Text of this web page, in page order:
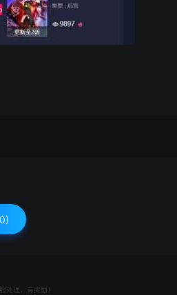
0)
处理，有奖励！